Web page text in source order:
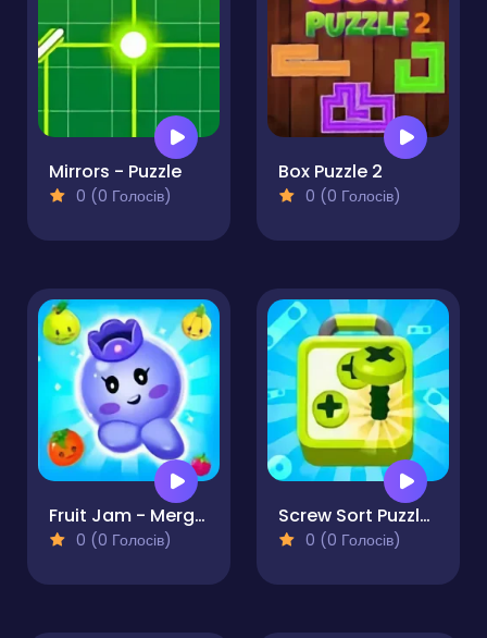
Mirrors - Puzzle
0 (0 Голосів)
Box Puzzle 2
0 (0 Голосів)
Fruit Jam - Merge Puzzle Game
0 (0 Голосів)
Screw Sort Puzzle Pin Jam 3D
0 (0 Голосів)